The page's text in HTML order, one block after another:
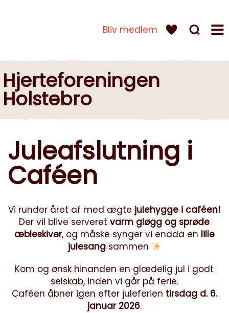
Bliv medlem
Hjerteforeningen
Holstebro
Juleafslutning i
Caféen
Vi runder året af med ægte julehygge i caféen!
Der vil blive serveretvarm gløgg og sprøde
æbleskiver, og måske synger vi endda en lille
julesangsammen
Kom og ønsk hinanden en glædelig jul i godt
selskab, inden vi går på ferie.
Caféen åbner igen efter juleferien tirsdag d. 6.
januar 2026.